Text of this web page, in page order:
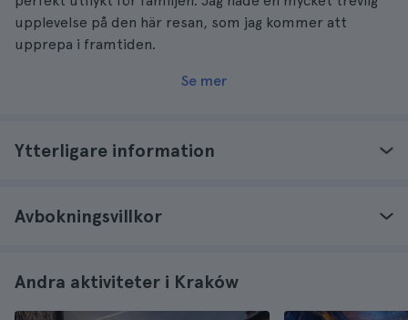
upplevelse på den här resan, som jag kommer att
upprepa i framtiden.
Se mer
Ytterligare information
Avbokningsvillkor
Andra aktiviteter i Kraków